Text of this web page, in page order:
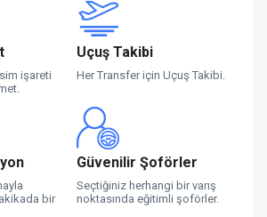
işareti
Uçuş Takibi
Her Transfer için Uçuş Takibi.
bir
Güvenilir Şoförler
Seçtiğiniz herhangi bir varış
noktasında eğitimli şoförler.